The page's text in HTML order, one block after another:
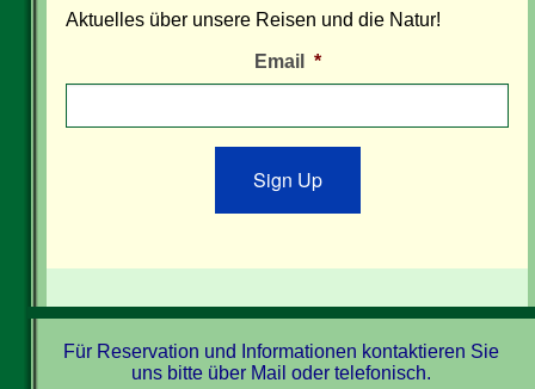
Aktuelles über unsere Reisen und die Natur!
Email *
Sign Up
Für Reservation und Informationen kontaktieren Sie
uns bitte über Mail oder telefonisch.